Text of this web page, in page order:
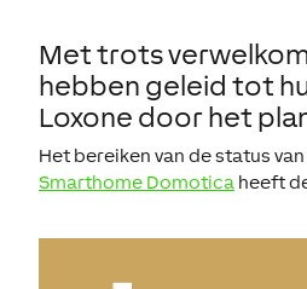
Met trots
hebben geleid tot
Loxone door het
Het bereiken van de status
Smarthome Domotica heeft